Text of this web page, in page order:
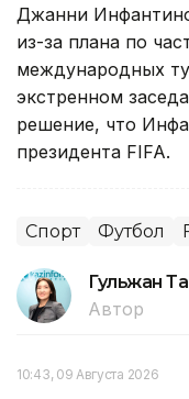
Джанни
из-за плана по
международных
экстренном
решение, что
президента FIFA.
Спорт Футбол
Гульжан
Автор
10:43, 09 Августа 2026